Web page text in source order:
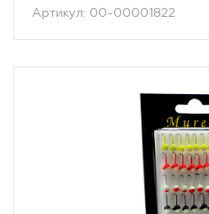
Артикул: 00-00001822